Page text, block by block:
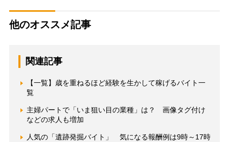
他のオススメ記事
関連記事
【一覧】歳を重ねるほど経験を生かして稼げるバイト一
覧
主婦パートで「いま狙い目の業種」は？ 画像タグ付け
などの求人も増加
人気の「遺跡発掘バイト」 気になる報酬例は9時～17時